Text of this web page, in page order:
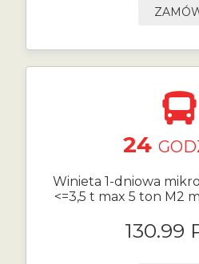
24
Winieta 1-dniowa
<=3,5 t max 5 ton M2
130.99